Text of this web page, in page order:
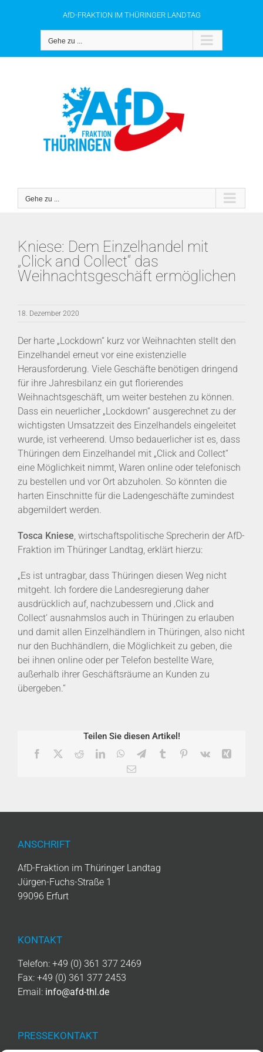
AfD-FRAKTION IM THÜRINGER LANDTAG
Gehe zu ...
Gehe zu ...
Kniese: Dem Einzelhandel mit
„Click and Collect“ das
Weihnachtsgeschäft ermöglichen
18. Dezember 2020
Der harte „Lockdown“ kurz vor Weihnachten stellt den
Einzelhandel erneut vor eine existenzielle
Herausforderung. Viele Geschäfte benötigen dringend
für ihre Jahresbilanz ein gut florierendes
Weihnachtsgeschäft, um weiter bestehen zu können.
Dass ein neuerlicher „Lockdown“ ausgerechnet zu der
wichtigsten Umsatzzeit des Einzelhandels eingeleitet
wurde, ist verheerend. Umso bedauerlicher ist es, dass
Thüringen dem Einzelhandel mit „Click and Collect“
eine Möglichkeit nimmt, Waren online oder telefonisch
zu bestellen und vor Ort abzuholen. So könnten die
harten Einschnitte für die Ladengeschäfte zumindest
abgemildert werden.
Tosca Kniese , wirtschaftspolitische Sprecherin der AfD-
Fraktion im Thüringer Landtag, erklärt hierzu:
„Es ist untragbar, dass Thüringen diesen Weg nicht
mitgeht. Ich fordere die Landesregierung daher
ausdrücklich auf, nachzubessern und ‚Click and
Collect‘ ausnahmslos auch in Thüringen zu erlauben
und damit allen Einzelhändlern in Thüringen, also nicht
nur den Buchhändlern, die Möglichkeit zu geben, die
bei ihnen online oder per Telefon bestellte Ware,
außerhalb ihrer Geschäftsräume an Kunden zu
übergeben.“
Teilen Sie diesen Artikel!
Facebook RedditLinkedInWhatsApp
TelegramTumblr Pinterest
Vk
E-
ANSCHRIFT
AfD-Fraktion im Thüringer Landtag
Jürgen-Fuchs-Straße 1
99096 Erfurt
KONTAKT
Telefon: +49 (0) 361 377 2469
Fax: +49 (0) 361 377 2453
Email: info@afd-thl.de
PRESSEKONTAKT